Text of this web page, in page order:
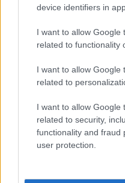
device identifiers in
I want to allow Google
related to functionality
I want to allow Google
related to
I want to allow Google
related to security,
functionality and fraud
user protection.
FOTO. “Vai tas ir
veikalā nopērk tomātu,
taču, pārgriežot to uz
pusēm, viņu sagaida
pārsteigums